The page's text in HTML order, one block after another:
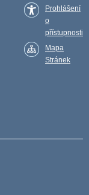
Prohlášení
o
přístupnosti
Mapa
Stránek